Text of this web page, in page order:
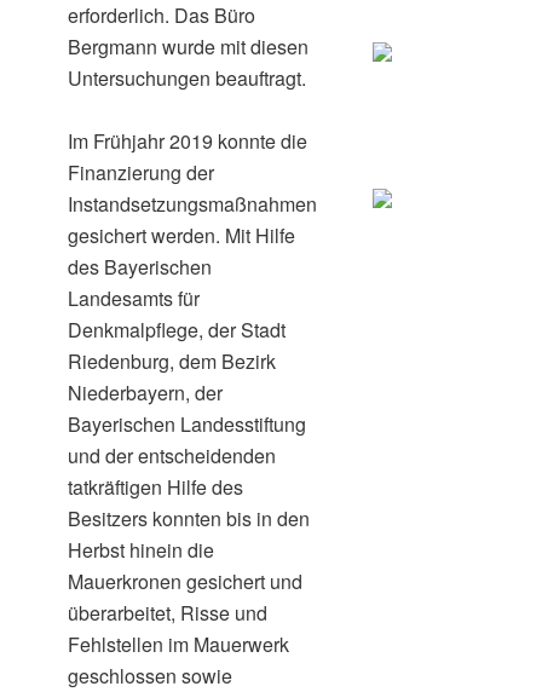
erforderlich. Das Büro
Bergmann wurde mit diesen
Untersuchungen beauftragt.
Im Frühjahr 2019 konnte die
Finanzierung der
Instandsetzungsmaßnahmen
gesichert werden. Mit Hilfe
des Bayerischen
Landesamts für
Denkmalpflege, der Stadt
Riedenburg, dem Bezirk
Niederbayern, der
Bayerischen Landesstiftung
und der entscheidenden
tatkräftigen Hilfe des
Besitzers konnten bis in den
Herbst hinein die
Mauerkronen gesichert und
überarbeitet, Risse und
Fehlstellen im Mauerwerk
geschlossen sowie